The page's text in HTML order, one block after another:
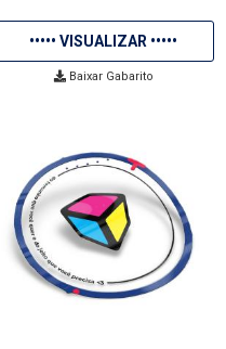
••••• VISUALIZAR •••••
Baixar Gabarito